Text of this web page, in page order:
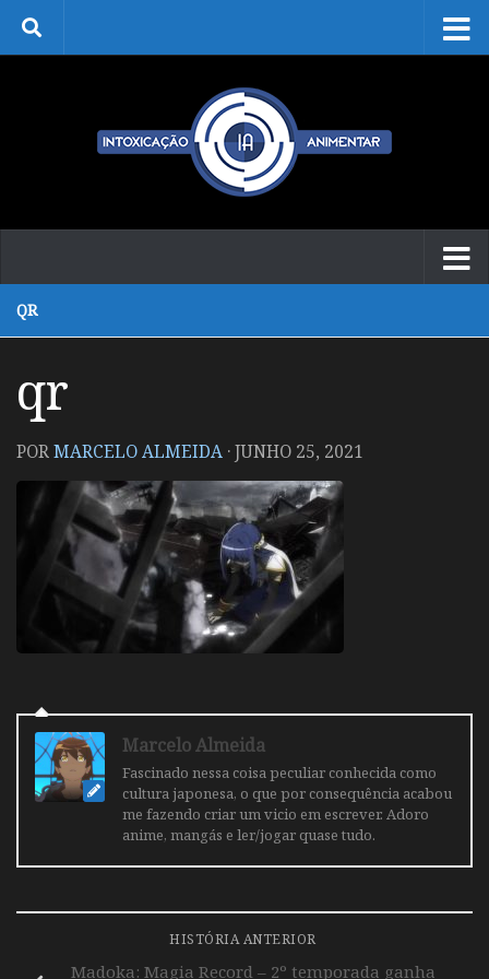
Skip to content
QR
qr
PORMARCELO ALMEIDA ·JUNHO 25, 2021
Marcelo Almeida
Fascinado nessa coisa peculiar conhecida como
cultura japonesa, o que por consequência acabou
me fazendo criar um vicio em escrever. Adoro
anime, mangás e ler/jogar quase tudo.
HISTÓRIA ANTERIOR
Madoka: Magia Record – 2º temporada ganha